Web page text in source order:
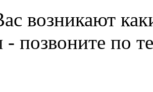
возникают
- позвоните по